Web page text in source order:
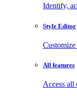
Identify,
Style Editor
All features
Access all